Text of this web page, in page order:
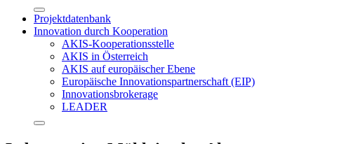
Projektdatenbank
Innovation durch Kooperation
AKIS-Kooperationsstelle
AKIS in Österreich
AKIS auf europäischer Ebene
Europäische Innovationspartnerschaft (EIP)
Innovationsbrokerage
LEADER